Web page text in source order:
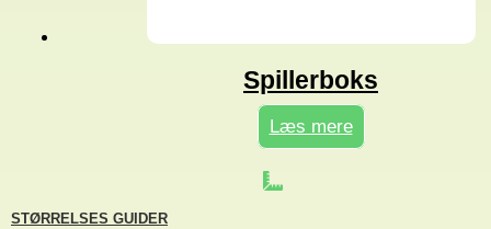
Spillerboks
Læs mere
STØRRELSES GUIDER